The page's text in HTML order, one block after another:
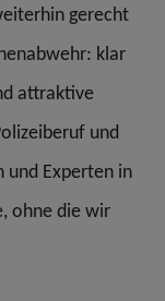
gerecht
klar
attraktive
und
und Experten in
ohne die wir